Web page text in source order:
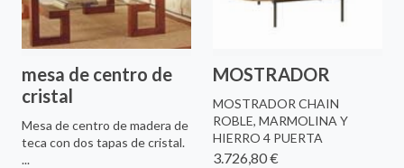
mesa de centro de
cristal
Mesa de centro de madera de
teca con dos tapas de cristal.
...
MOSTRADOR
MOSTRADOR CHAIN
ROBLE, MARMOLINA Y
HIERRO 4 PUERTA
3.726,80 €